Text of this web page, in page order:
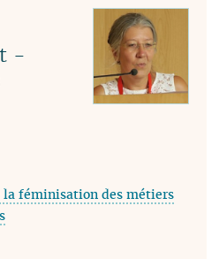
-
la féminisation des métiers